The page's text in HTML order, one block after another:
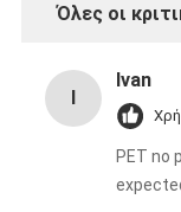
Όλες οι
I
Ivan
PET no